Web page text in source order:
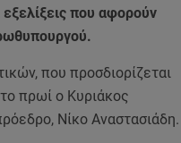
που αφορούν
που προσδιορίζεται
πρωί ο Κυριάκος
Νίκο Αναστασιάδη.